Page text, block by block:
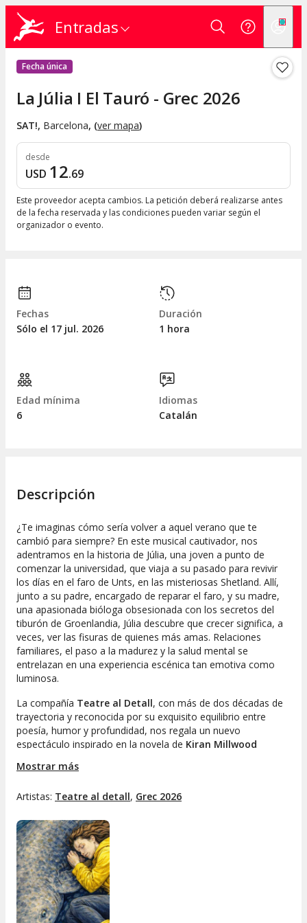
Entradas
Fecha única
La Júlia I El Tauró - Grec 2026
SAT!, Barcelona, (ver mapa)
desde
USD 12.69
Este proveedor acepta cambios. La petición deberá realizarse antes
de la fecha reservada y las condiciones pueden variar según el
organizador o evento.
Fechas
Sólo el 17 jul. 2026
Duración
1 hora
Edad mínima
6
Idiomas
Catalán
Descripción
¿Te imaginas cómo sería volver a aquel verano que te
cambió para siempre? En este musical cautivador, nos
adentramos en la historia de Júlia, una joven a punto de
comenzar la universidad, que viaja a su pasado para revivir
los días en el faro de Unts, en las misteriosas Shetland. Allí,
junto a su padre, encargado de reparar el faro, y su madre,
una apasionada bióloga obsesionada con los secretos del
tiburón de Groenlandia, Júlia descubre que crecer significa, a
veces, ver las fisuras de quienes más amas. Relaciones
familiares, el paso a la madurez y la salud mental se
entrelazan en una experiencia escénica tan emotiva como
luminosa.
La compañía Teatre al Detall, con más de dos décadas de
trayectoria y reconocida por su exquisito equilibrio entre
poesía, humor y profundidad, nos regala un nuevo
espectáculo inspirado en la novela de Kiran Millwood
por Joan Maria Segura Bernadas, sigue la estela de éxitos
motxilla de l’Ada”, todas ellas galardonadas y parte de la
Un viaje emocional que pone el foco en la
importancia de la red de apoyo familiar.
Una visión sincera y esperanzadora sobre la salud
mental, lejos de prejuicios y estigmas.
Un musical donde la evocación, la magia y el humor
se dan la mano para crear una experiencia
Mostrar más
Artistas: Teatre al detall, Grec 2026